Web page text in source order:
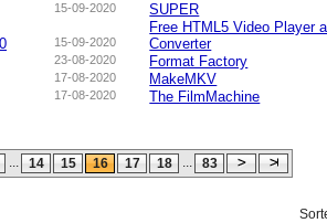
15-09-2020
15-09-2020
23-08-2020
17-08-2020
17-08-2020
SUPER
Free HTML5 Video Player
Converter
Format Factory
MakeMKV
The FilmMachine
... 14 15 16 17 18 ... 83